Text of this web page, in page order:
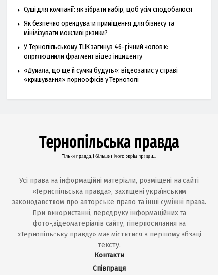
Суші для компанії: як зібрати набір, щоб усім сподобалося
Як безпечно орендувати приміщення для бізнесу та
мінімізувати можливі ризики?
У Тернопільському ТЦК загинув 46-річний чоловік:
оприлюднили фрагмент відео інциденту
«Думала, що ще й сумки будуть»: відеозапис у справі
«кришування» порноофісів у Тернополі
Усі права на інформаційні матеріали, розміщені на сайті
«Тернопільська правда», захищені українським
законодавством про авторське право та інші суміжні права.
При використанні, передруку інформаційних та
фото-,відеоматеріалів сайту, гіперпосилання на
«Тернопільську правду» має міститися в першому абзаці
тексту.
Контакти
Співпраця